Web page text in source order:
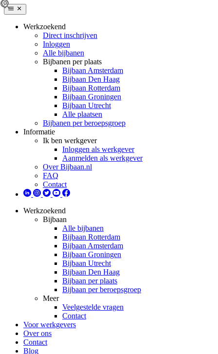
Werkzoekend
Direct inschrijven
Inloggen
Alle bijbanen
Bijbanen per plaats
Bijbaan Amsterdam
Bijbaan Den Haag
Bijbaan Rotterdam
Bijbaan Groningen
Bijbaan Utrecht
Alle plaatsen
Bijbanen per beroepsgroep
Informatie
Ik ben werkgever
Inloggen als werkgever
Aanmelden als werkgever
Over Bijbaan.nl
FAQ
Contact
Werkzoekend
Bijbaan
Alle bijbanen
Bijbaan Rotterdam
Bijbaan Amsterdam
Bijbaan Groningen
Bijbaan Utrecht
Bijbaan Den Haag
Bijbaan per plaats
Bijbaan per beroepsgroep
Meer
Veelgestelde vragen
Contact
Voor werkgevers
Over ons
Contact
Blog